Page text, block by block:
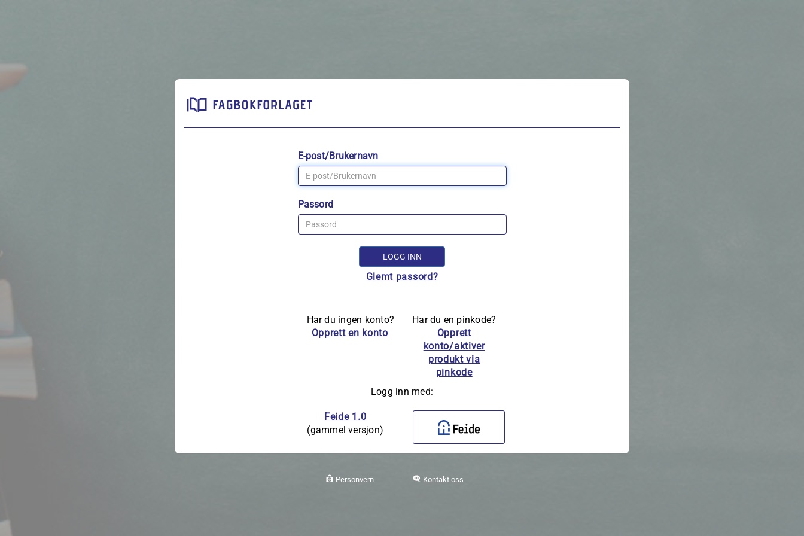
E-post/Brukernavn
Passord
LOGG INN
Glemt passord?
Har du ingen konto?
Opprett en konto
Har du en pinkode?
Opprett
konto/aktiver
produkt via
pinkode
Logg inn med:
Feide 1.0
(gammel versjon)
Personvern Kontakt oss